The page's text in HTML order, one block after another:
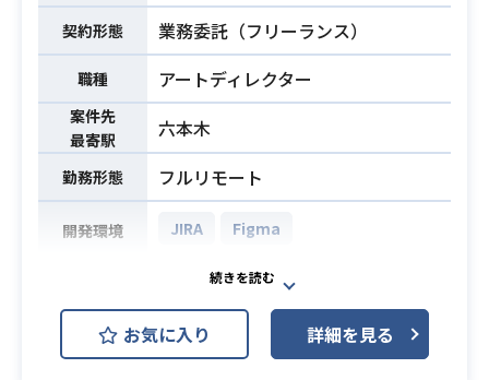
・アダルトコンテンツに抵抗のない
方
契約形態 業務委託（フリーランス）
職種 アートディレクター
案件先
最寄駅
六本木
勤務形態 フルリモート
開発環境 JIRA Figma
業務内容
大規模プラットフォームを運営する
企業にて、
プロダクト開発におけるUIデザイン
の制作をお願いします。
お気に入り 詳細を見る